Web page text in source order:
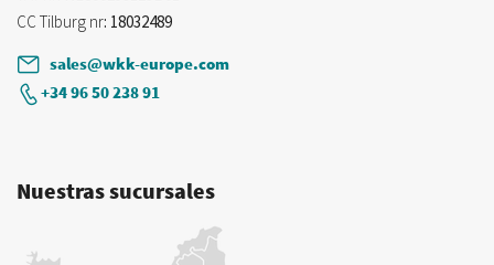
CC Tilburg nr: 18032489
sales@wkk-europe.com
+34 96 50 238 91
Nuestras sucursales